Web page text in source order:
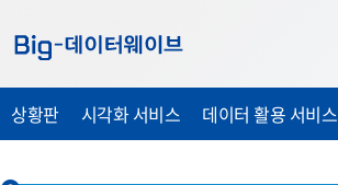
가
가
가
상황판 시각화 서비스 데이터 활용 서비스